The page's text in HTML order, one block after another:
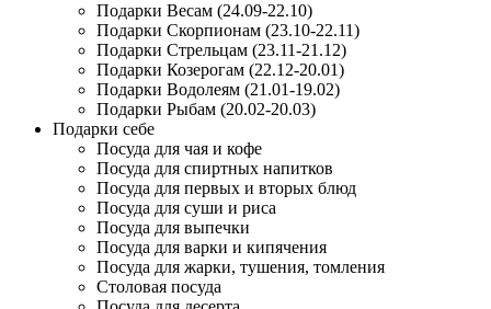
Подарки Весам (24.09-22.10)
Подарки Скорпионам (23.10-22.11)
Подарки Стрельцам (23.11-21.12)
Подарки Козерогам (22.12-20.01)
Подарки Водолеям (21.01-19.02)
Подарки Рыбам (20.02-20.03)
Подарки себе
Посуда для чая и кофе
Посуда для спиртных напитков
Посуда для первых и вторых блюд
Посуда для суши и риса
Посуда для выпечки
Посуда для варки и кипячения
Посуда для жарки, тушения, томления
Столовая посуда